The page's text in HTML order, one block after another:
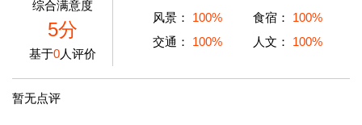
综合满意度
5分
基于0人评价
风景： 100% 食宿：
100%
交通：
100% 人文： 100%
暂无点评